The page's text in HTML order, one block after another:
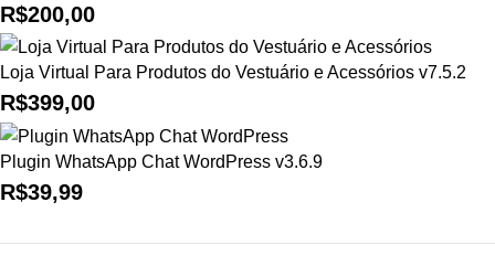
R$200,00
Loja Virtual Para Produtos do Vestuário e Acessórios v7.5.2
R$399,00
Plugin WhatsApp Chat WordPress v3.6.9
R$39,99